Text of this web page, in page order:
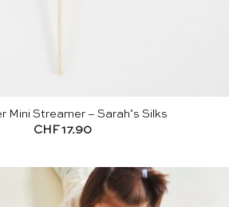
Mini Streamer – Sarah’s Silks
CHF17.90